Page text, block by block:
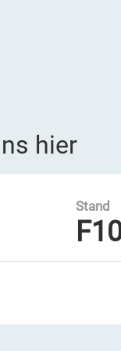
hier
Stand